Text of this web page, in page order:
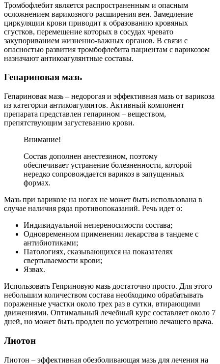
Тромбофлебит является распространенным и опасным
осложнением варикозного расширения вен. Замедление
циркуляции крови приводит к образованию кровяных
сгустков, перемещение которых в сосудах чревато
закупориванием жизненно-важных органов. В связи с
опасностью развития тромбофлебита пациентам с варикозом
назначают антикоагулянтные составы.
Гепариновая мазь
Гепариновая мазь – недорогая и эффективная мазь от варикоза
из категории антикоагулянтов. Активный компонент
препарата представлен гепарином – веществом,
препятствующим загустеванию крови.
Внимание!
Состав дополнен анестезином, поэтому
обеспечивает устранение болезненности, которой
нередко сопровождается варикоз в запущенных
формах.
Мазь при варикозе на ногах не может быть использована в
случае наличия ряда противопоказаний. Речь идет о:
Индивидуальной непереносимости состава;
Одновременном применении лекарства в тандеме с
антибиотиками;
Патологиях, сказывающихся на показателях
свертываемости крови;
Язвах.
Использовать Геприновую мазь достаточно просто. Для этого
небольшим количеством состава необходимо обрабатывать
пораженные участки около трех раз в сутки, втирающими
движениями. Оптимальный лечебный курс составляет около 7
дней, но может быть продлен по усмотрению лечащего врача.
Лиотон
Лиотон – эффективная обезболивающая мазь для лечения на